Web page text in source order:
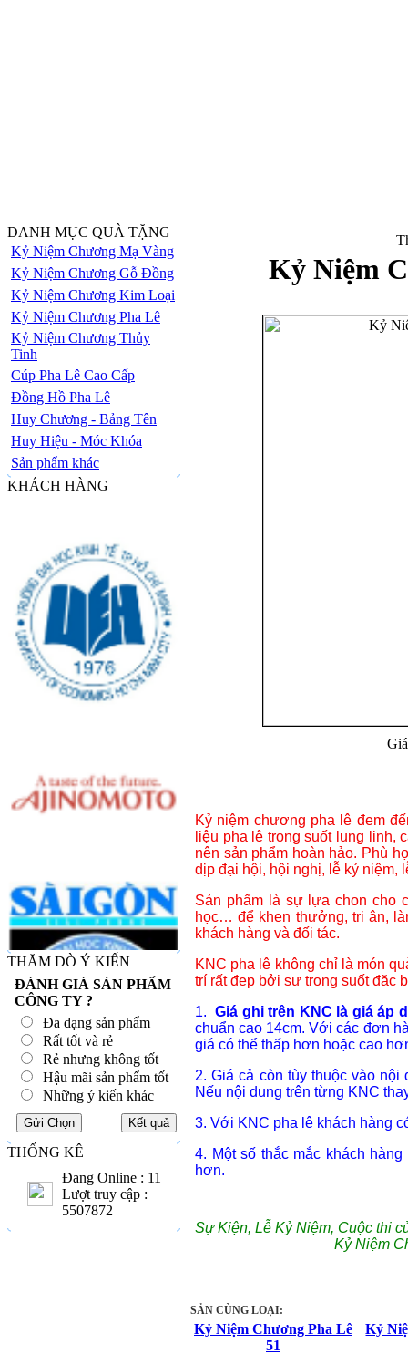
DANH MỤC QUÀ TẶNG
Kỷ Niệm Chương Mạ Vàng
Kỷ Niệm Chương Gỗ Đồng
Kỷ Niệm Chương Kim Loại
Kỷ Niệm Chương Pha Lê
Kỷ Niệm Chương Thủy
Tinh
Cúp Pha Lê Cao Cấp
Đồng Hồ Pha Lê
Huy Chương - Bảng Tên
Huy Hiệu - Móc Khóa
Sản phẩm khác
KHÁCH HÀNG
THĂM DÒ Ý KIẾN
ĐÁNH GIÁ SẢN PHẨM
CÔNG TY ?
Đa dạng sản phẩm
Rất tốt và rẻ
Rẻ nhưng không tốt
Hậu mãi sản phẩm tốt
Những ý kiến khác
THỐNG KÊ
Đang Online : 11
Lượt truy cập :
5507872
Kỷ Niệm
Kỷ niệm chương pha lê đem
liệu pha lê trong suốt lung linh,
nên sản phẩm hoàn hảo. Phù
dịp đại hội, hội nghị, lễ kỷ niệm,
Sản phẩm là sự lựa chon cho
học… để khen thưởng, tri ân,
khách hàng và đối tác.
KNC pha lê không chỉ là món
trí rất đẹp bởi sự trong suốt đặc
1.Giá ghi trên KNC là giá áp
chuẩn cao 14cm. Với các đơn
giá có thể thấp hơn hoặc cao
2. Giá cả còn tùy thuộc vào
Nếu nội dung trên từng KNC
3. Với KNC pha lê khách hàng
4. Một số thắc mắc khách
hơn.
Sự Kiện, Lễ Kỷ Niệm, Cuộc thi
Kỷ Niệm
SẢN CÙNG LOẠI:
Kỷ Niệm Chương Pha Lê
51
Kỷ